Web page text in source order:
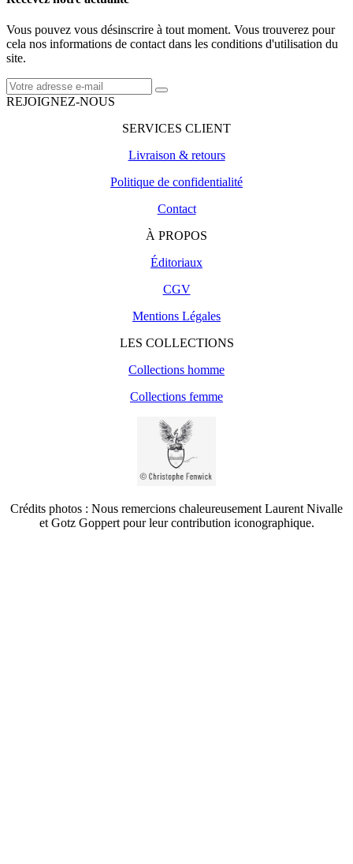
Vous pouvez vous désinscrire à tout moment. Vous trouverez pour
cela nos informations de contact dans les conditions d'utilisation du
site.
REJOIGNEZ-NOUS
SERVICES CLIENT
Livraison & retours
Politique de confidentialité
Contact
À PROPOS
Éditoriaux
CGV
Mentions Légales
LES COLLECTIONS
Collections homme
Collections femme
Crédits photos : Nous remercions chaleureusement Laurent Nivalle
et Gotz Goppert pour leur contribution iconographique.